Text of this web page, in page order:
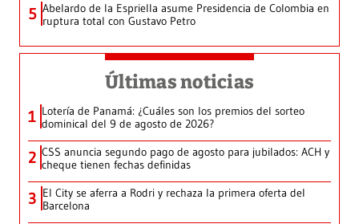
5 Abelardo de la Espriella asume Presidencia de Colombia en
ruptura total con Gustavo Petro
Últimas noticias
1 Lotería de Panamá: ¿Cuáles son los premios del sorteo
dominical del 9 de agosto de 2026?
2 CSS anuncia segundo pago de agosto para jubilados: ACH y
cheque tienen fechas definidas
3 El City se aferra a Rodri y rechaza la primera oferta del
Barcelona